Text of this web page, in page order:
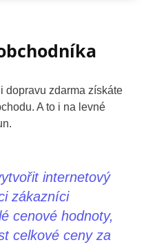
dopravu zdarma získáte
A to i na levné
internetový
zákazníci
cenové hodnoty,
celkové ceny za